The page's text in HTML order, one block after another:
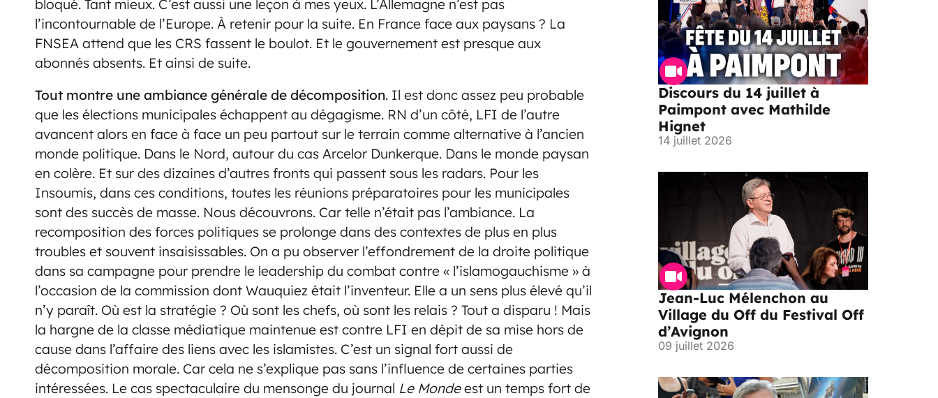
bloqué. Tant mieux. C’est aussi une leçon à mes yeux. L’Allemagne n’est pas
l’incontournable de l’Europe. À retenir pour la suite. En France face aux paysans ? La
FNSEA attend que les CRS fassent le boulot. Et le gouvernement est presque aux
abonnés absents. Et ainsi de suite.
Tout montre une ambiance générale de décomposition. Il est donc assez peu probable
que les élections municipales échappent au dégagisme. RN d’un côté, LFI de l’autre
avancent alors en face à face un peu partout sur le terrain comme alternative à l’ancien
monde politique. Dans le Nord, autour du cas Arcelor Dunkerque. Dans le monde paysan
en colère. Et sur des dizaines d’autres fronts qui passent sous les radars. Pour les
Insoumis, dans ces conditions, toutes les réunions préparatoires pour les municipales
sont des succès de masse. Nous découvrons. Car telle n’était pas l’ambiance. La
recomposition des forces politiques se prolonge dans des contextes de plus en plus
troubles et souvent insaisissables. On a pu observer l’effondrement de la droite politique
dans sa campagne pour prendre le leadership du combat contre « l’islamogauchisme » à
l’occasion de la commission dont Wauquiez était l’inventeur. Elle a un sens plus élevé qu’il
n’y paraît. Où est la stratégie ? Où sont les chefs, où sont les relais ? Tout a disparu ! Mais
la hargne de la classe médiatique maintenue est contre LFI en dépit de sa mise hors de
cause dans l’affaire des liens avec les islamistes. C’est un signal fort aussi de
décomposition morale. Car cela ne s’explique pas sans l’influence de certaines parties
intéressées. Le cas spectaculaire du mensonge du journal Le Mondeest un temps fort de
Discours du 14 juillet à
Paimpont avec Mathilde
Hignet
14 juillet 2026
Jean-Luc Mélenchon au
Village du Off du Festival Off
d’Avignon
09 juillet 2026